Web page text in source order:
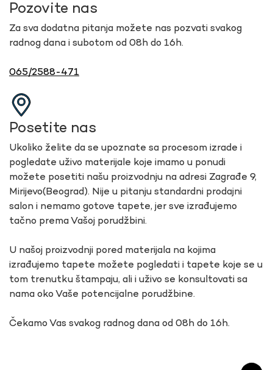
Pozovite nas
Za sva dodatna pitanja možete nas pozvati svakog
radnog dana i subotom od 08h do 16h.
065/2588-471
Posetite nas
Ukoliko želite da se upoznate sa procesom izrade i
pogledate uživo materijale koje imamo u ponudi
možete posetiti našu proizvodnju na adresi Zagrađe 9,
Mirijevo(Beograd). Nije u pitanju standardni prodajni
salon i nemamo gotove tapete, jer sve izrađujemo
tačno prema Vašoj porudžbini.
U našoj proizvodnji pored materijala na kojima
izrađujemo tapete možete pogledati i tapete koje se u
tom trenutku štampaju, ali i uživo se konsultovati sa
nama oko Vaše potencijalne porudžbine.
Čekamo Vas svakog radnog dana od 08h do 16h.